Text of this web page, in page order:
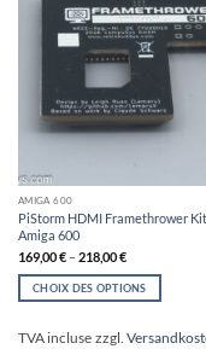
AMIGA 600
PiStorm HDMI Framethrower
Amiga 600
169,00€–218,00€
CHOIX DES OPTIONS
produit
TVA incluse zzgl.